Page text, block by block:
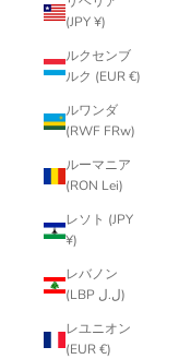
(JPY ¥)
ルクセンブ
ルク (EUR €)
ルワンダ
(RWF FRw)
ルーマニア
(RON Lei)
レソト (JPY
¥)
レバノン
(LBP ل.ل)
レユニオン
(EUR €)